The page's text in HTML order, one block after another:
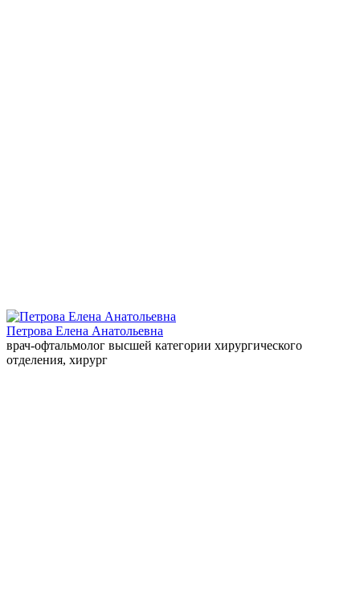
Петрова Елена Анатольевна
врач-офтальмолог высшей категории хирургического
отделения, хирург